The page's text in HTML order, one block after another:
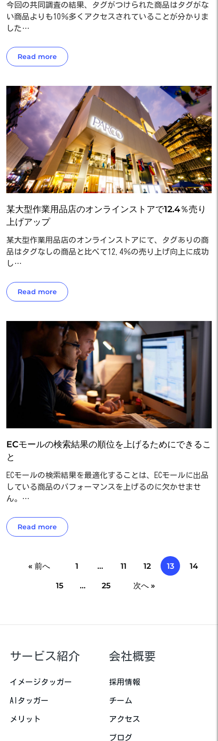
今回の共同調査の結果、タグがつけられた商品はタグがな
い商品よりも10％多くアクセスされていることが分かりま
した…
Read more
某大型作業用品店のオンラインストアで12.4％売り
上げアップ
某大型作業用品店のオンラインストアにて、タグありの商
品はタグなしの商品と比べて12.4％の売り上げ向上に成功
し…
Read more
ECモールの検索結果の順位を上げるためにできるこ
と
ECモールの検索結果を最適化することは、ECモールに出品
している商品のパフォーマンスを上げるのに欠かせませ
ん。…
Read more
« 前へ 1 … 11 12 13 14
15 … 25 次へ »
サービス紹介
イメージタッガー
AIタッガー
メリット
会社概要
採用情報
チーム
アクセス
ブログ